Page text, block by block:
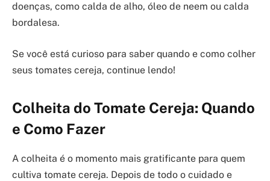
doenças, como calda de alho, óleo de neem ou calda
bordalesa.
Se você está curioso para saber quando e como colher
seus tomates cereja, continue lendo!
Colheita do Tomate Cereja: Quando
e Como Fazer
A colheita é o momento mais gratificante para quem
cultiva tomate cereja. Depois de todo o cuidado e